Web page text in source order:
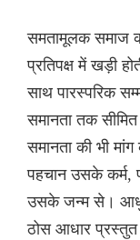
समतामूलक समाज
प्रतिपक्ष में खड़ी
साथ पारस्परिक
समानता तक
समानता की भी
पहचान उसके कर्म,
उसके जन्म से।
ठोस आधार प्रस्तुत